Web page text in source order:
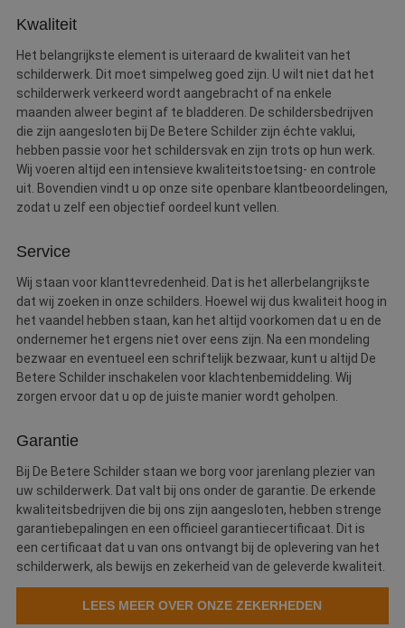
Kwaliteit
Het belangrijkste element is uiteraard de kwaliteit van het
schilderwerk. Dit moet simpelweg goed zijn. U wilt niet dat het
schilderwerk verkeerd wordt aangebracht of na enkele
maanden alweer begint af te bladderen. De schildersbedrijven
die zijn aangesloten bij De Betere Schilder zijn échte vaklui,
hebben passie voor het schildersvak en zijn trots op hun werk.
Wij voeren altijd een intensieve kwaliteitstoetsing- en controle
uit. Bovendien vindt u op onze site openbare klantbeoordelingen,
zodat u zelf een objectief oordeel kunt vellen.
Service
Wij staan voor klanttevredenheid. Dat is het allerbelangrijkste
dat wij zoeken in onze schilders. Hoewel wij dus kwaliteit hoog in
het vaandel hebben staan, kan het altijd voorkomen dat u en de
ondernemer het ergens niet over eens zijn. Na een mondeling
bezwaar en eventueel een schriftelijk bezwaar, kunt u altijd De
Betere Schilder inschakelen voor klachtenbemiddeling. Wij
zorgen ervoor dat u op de juiste manier wordt geholpen.
Garantie
Bij De Betere Schilder staan we borg voor jarenlang plezier van
uw schilderwerk. Dat valt bij ons onder de garantie. De erkende
kwaliteitsbedrijven die bij ons zijn aangesloten, hebben strenge
garantiebepalingen en een officieel garantiecertificaat. Dit is
een certificaat dat u van ons ontvangt bij de oplevering van het
schilderwerk, als bewijs en zekerheid van de geleverde kwaliteit.
LEES MEER OVER ONZE ZEKERHEDEN